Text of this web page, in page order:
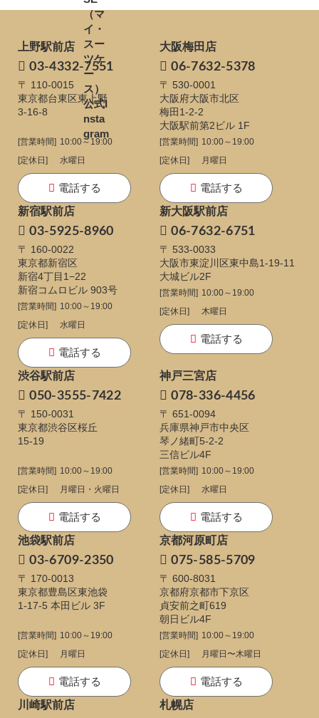
上野駅前店
03-4332-7551
〒 110-0015
東京都台東区東上野
3-16-8
[営業時間] 10:00～19:00
[定休日]
水曜日
電話する
大阪梅田店
06-7632-5378
〒 530-0001
大阪府大阪市北区
梅田1-2-2
大阪駅前第2ビル 1F
[営業時間] 10:00～19:00
[定休日]
月曜日
電話する
新宿駅前店
03-5925-8960
〒 160-0022
東京都新宿区
新宿4丁目1−22
新宿コムロビル 903号
[営業時間] 10:00～19:00
[定休日]
水曜日
電話する
新大阪駅前店
06-7632-6751
〒 533-0033
大阪市東淀川区東中島1-19-11
大城ビル2F
[営業時間] 10:00～19:00
[定休日]
木曜日
電話する
渋谷駅前店
050-3555-7422
〒 150-0031
東京都渋谷区桜丘
15-19
[営業時間] 10:00～19:00
[定休日]
月曜日・火曜日
電話する
神戸三宮店
078-336-4456
〒 651-0094
兵庫県神戸市中央区
琴ノ緒町5-2-2
三信ビル4F
[営業時間] 10:00～19:00
[定休日]
水曜日
電話する
池袋駅前店
03-6709-2350
〒 170-0013
東京都豊島区東池袋
1-17-5 本田ビル 3F
[営業時間] 10:00～19:00
[定休日]
月曜日
電話する
京都河原町店
075-585-5709
〒 600-8031
京都府京都市下京区
貞安前之町619
朝日ビル4F
[営業時間] 10:00～19:00
[定休日]
月曜日〜木曜日
電話する
川崎駅前店
札幌店